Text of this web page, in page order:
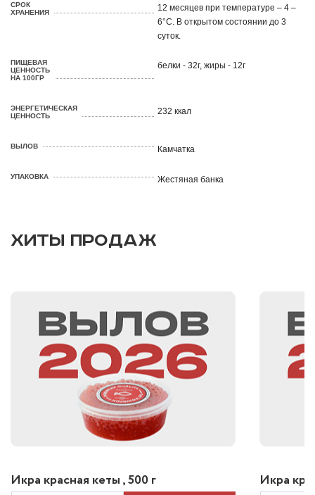
СРОК
ХРАНЕНИЯ
12 месяцев при температуре – 4 –
6°С. В открытом состоянии до 3
суток.
ПИЩЕВАЯ
ЦЕННОСТЬ
НА 100ГР
белки - 32г, жиры - 12г
ЭНЕРГЕТИЧЕСКАЯ
ЦЕННОСТЬ
232 ккал
ВЫЛОВ Камчатка
УПАКОВКА Жестяная банка
ХИТЫ ПРОДАЖ
Икра красная кеты , 500 г Икра